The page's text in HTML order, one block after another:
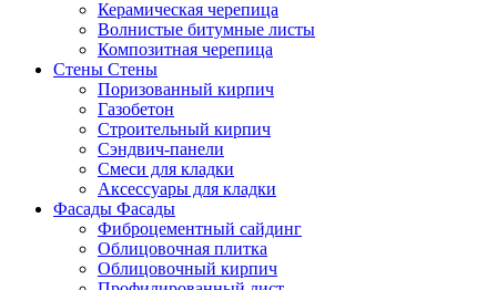
Керамическая черепица
Волнистые битумные листы
Композитная черепица
Стены Стены
Поризованный кирпич
Газобетон
Строительный кирпич
Сэндвич-панели
Смеси для кладки
Аксессуары для кладки
Фасады Фасады
Фиброцементный сайдинг
Облицовочная плитка
Облицовочный кирпич